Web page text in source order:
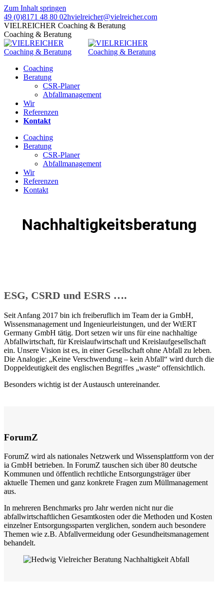
Zum Inhalt springen
49 (0)8171 48 80 02hvielreicher@vielreicher.com
VIELREICHER Coaching & Beratung
Coaching & Beratung
Coaching
Beratung
CSR-Planer
Abfallmanagement
Wir
Referenzen
Kontakt
Coaching
Beratung
CSR-Planer
Abfallmanagement
Wir
Referenzen
Kontakt
Nachhaltigkeitsberatung
ESG, CSRD und ESRS ….
Seit Anfang 2017 bin ich freiberuflich im Team der ia GmbH,
Wissensmanagement und Ingenieurleistungen, und der WtERT
Germany GmbH tätig. Dort setzen wir uns für eine nachhaltige
Abfallwirtschaft, für Kreislaufwirtschaft und Kreislaufgesellschaft
ein. Unsere Vision ist es, in einer Gesellschaft ohne Abfall zu leben.
Die Analogie: „Keine Verschwendung – kein Abfall“ wird durch die
Doppeldeutigkeit des englischen Begriffes „waste“ offensichtlich.
Besonders wichtig ist der Austausch untereinander.
ForumZ
ForumZ wird als nationales Netzwerk und Wissensplattform von der
ia GmbH betrieben. In ForumZ tauschen sich über 80 deutsche
Kommunen und öffentlich rechtliche Entsorgungsträger über
aktuelle Themen und ganz konkrete Fragen zum Müllmanagement
aus.
In mehreren Benchmarks pro Jahr werden nicht nur die
abfallwirtschaftlichen Gesamtkosten oder die Methoden und Kosten
einzelner Entsorgungssparten verglichen, sondern auch besondere
Themen wie z.B. Abfallvermeidung oder Gesundheitsmanagement
behandelt.